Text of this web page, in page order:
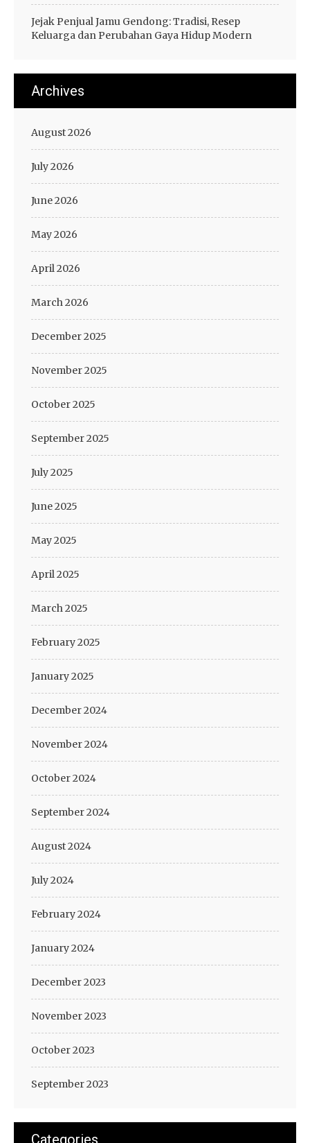
Jejak Penjual Jamu Gendong: Tradisi, Resep
Keluarga dan Perubahan Gaya Hidup Modern
Archives
August 2026
July 2026
June 2026
May 2026
April 2026
March 2026
December 2025
November 2025
October 2025
September 2025
July 2025
June 2025
May 2025
April 2025
March 2025
February 2025
January 2025
December 2024
November 2024
October 2024
September 2024
August 2024
July 2024
February 2024
January 2024
December 2023
November 2023
October 2023
September 2023
Categories